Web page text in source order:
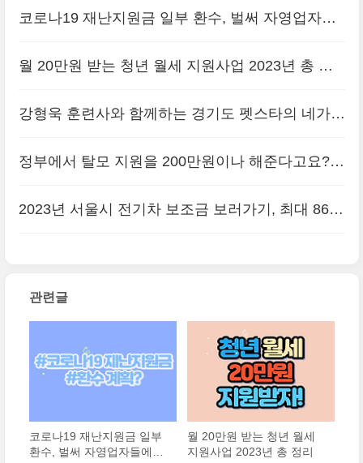
코로나19 재난지원금 일부 환수, 벌써 자영업자들
월 20만원 받는 청년 월세 지원사업 2023년 총 정
강형욱 훈련사와 함께하는 경기도 펫스타의 네가지
정부에서 탈모 지원을 200만원이나 해준다고요?
2023년 서울시 전기차 보조금 보러가기, 최대 860
관련글
코로나19 재난지원금 일부
환수, 벌써 자영업자들에게
월 20만원 받는 청년 월세
지원사업 2023년 총 정리